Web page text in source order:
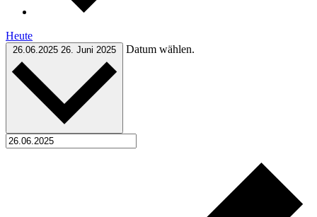
Heute
26.06.2025 26. Juni 2025 Datum wählen.